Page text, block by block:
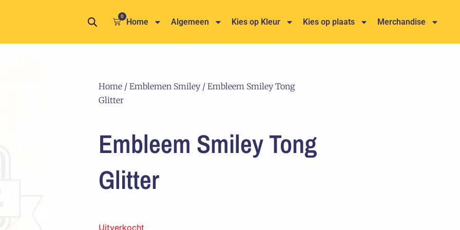
0
Winkelwagen
Home Algemeen Kies op Kleur Kies op plaats Merchandise
Home / Emblemen Smiley / Embleem Smiley Tong
Glitter
Embleem Smiley Tong
Glitter
Uitverkocht